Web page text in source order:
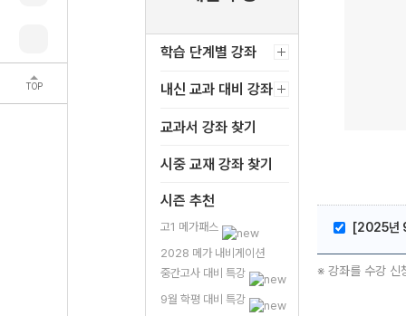
TOP
학습 단계별 강좌
내신 교과 대비 강좌
교과서 강좌 찾기
시중 교재 강좌 찾기
시즌 추천
고1 메가패스
2028 메가 내비게이션
중간고사 대비 특강
9월 학평 대비 특강
[2025년
※ 강좌를 수강 신